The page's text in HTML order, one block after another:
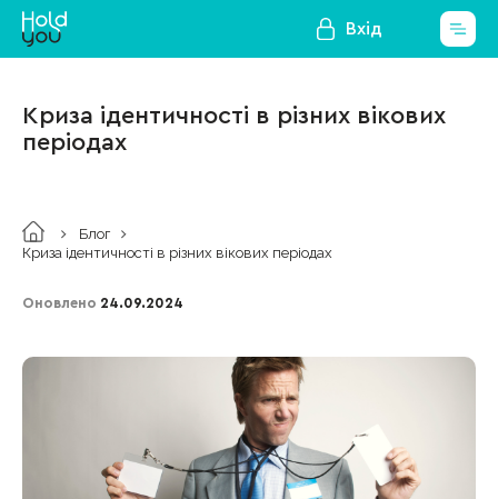
Вхід
Криза ідентичності в різних вікових
періодах
Блог
Криза ідентичності в різних вікових періодах
Оновлено 24.09.2024